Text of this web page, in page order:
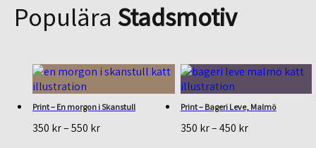
Populära Stadsmotiv
Print – En morgon i Skanstull
350 kr–550 krPrisintervall:
Print – Bageri Leve, Malmö
350 kr–450 krPrisintervall: